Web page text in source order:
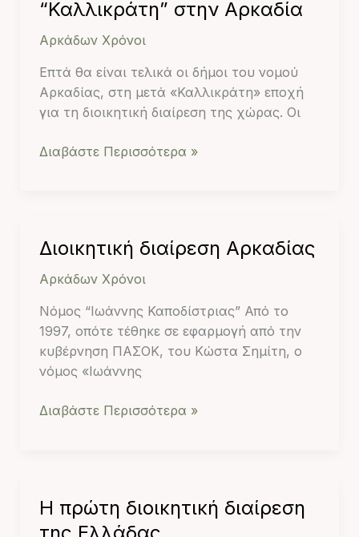
“Καλλικράτη” στην Αρκαδία
Αρκάδων Χρόνοι
Επτά θα είναι τελικά οι δήμοι του νομού
Αρκαδίας, στη μετά «Καλλικράτη» εποχή
για τη διοικητική διαίρεση της χώρας. Οι
δήμοι
του
στην
Αρκαδία
Διαβάστε Περισσότερα »
Διοικητική διαίρεση Αρκαδίας
Αρκάδων Χρόνοι
Νόμος “Ιωάννης Καποδίστριας” Από το
1997, οπότε τέθηκε σε εφαρμογή από την
κυβέρνηση ΠΑΣΟΚ, του Κώστα Σημίτη, ο
νόμος «Ιωάννης
Διοικητική
Αρκαδίας
Διαβάστε Περισσότερα »
Η πρώτη διοικητική διαίρεση
Η
πρώτη